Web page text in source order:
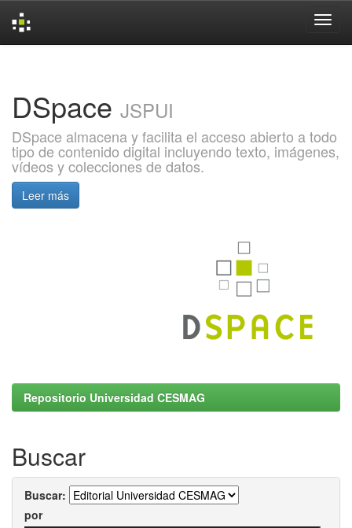
DSpace JSPUI
DSpace almacena y facilita el acceso abierto a todo
tipo de contenido digital incluyendo texto, imágenes,
vídeos y colecciones de datos.
Leer más
Repositorio Universidad CESMAG
Buscar
Buscar:
por